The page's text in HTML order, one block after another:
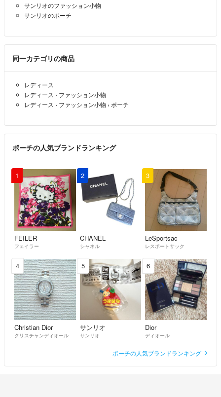
サンリオのファッション小物
サンリオのポーチ
同一カテゴリの商品
レディース
レディース › ファッション小物
レディース › ファッション小物 › ポーチ
ポーチの人気ブランドランキング
1
FEILER
フェイラー
2
CHANEL
シャネル
3
LeSportsac
レスポートサック
4
Christian Dior
クリスチャンディオール
5
サンリオ
サンリオ
6
Dior
ディオール
ポーチの人気ブランドランキング